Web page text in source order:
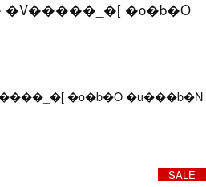
�o�b�O �u���b�N
SALE